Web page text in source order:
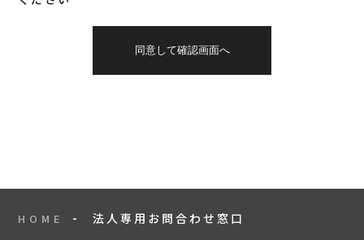
HOME 法人専用お問合わせ窓口